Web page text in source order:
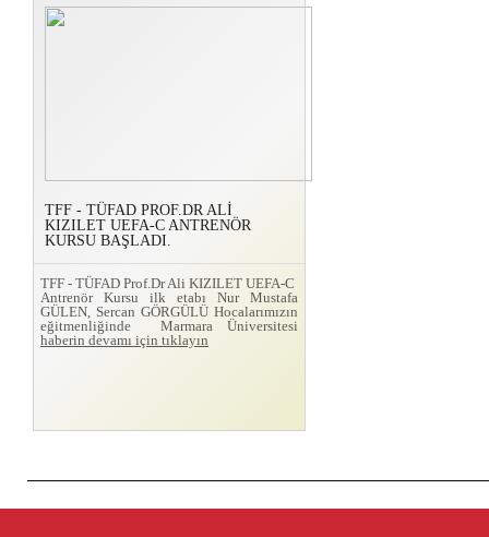
TFF - TÜFAD PROF.DR ALİ
KIZILET UEFA-C ANTRENÖR
KURSU BAŞLADI.
TFF - TÜFAD Prof.Dr Ali KIZILET UEFA-C
Antrenör Kursu ilk etabı Nur Mustafa
GÜLEN, Sercan GÖRGÜLÜ Hocalarımızın
eğitmenliğinde Marmara Üniversitesi
haberin devamı için tıklayın